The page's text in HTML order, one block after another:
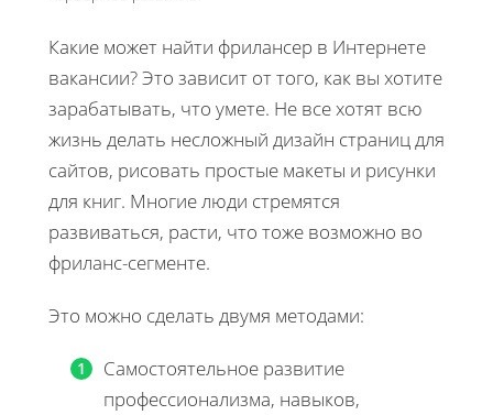
Какие может найти фрилансер в Интернете
вакансии? Это зависит от того, как вы хотите
зарабатывать, что умете. Не все хотят всю
жизнь делать несложный дизайн страниц для
сайтов, рисовать простые макеты и рисунки
для книг. Многие люди стремятся
развиваться, расти, что тоже возможно во
фриланс-сегменте.
Это можно сделать двумя методами:
Самостоятельное развитие
профессионализма, навыков,